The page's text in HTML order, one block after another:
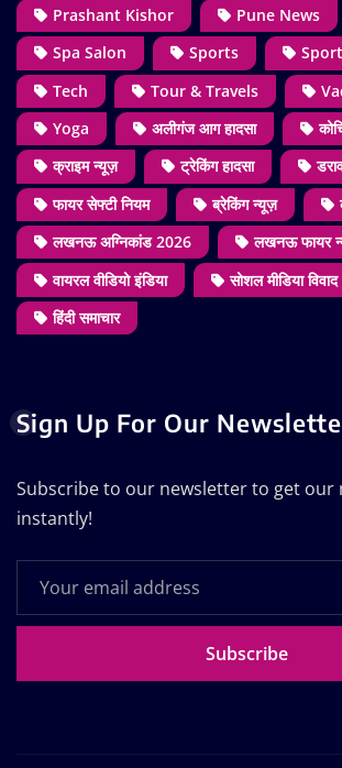
Prashant Kishor
Pune News
Spa Salon
Sports
Tech
Tour & Travels
Yoga
अलीगंज आग हादसा
क्राइम न्यूज़
ट्रेकिंग हादसा
फायर सेफ्टी नियम
ब्रेकिंग न्यूज़
लखनऊ अग्निकांड 2026
लखनऊ फायर
वायरल वीडियो इंडिया
सोशल मीडिया विवाद
हिंदी समाचार
Sign Up For Our
Subscribe to our newsletter to get our
instantly!
Subscribe